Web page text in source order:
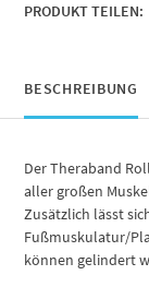
PRODUKT TEILEN:
BESCHREIBUNG
Der Theraband
aller großen
Zusätzlich lässt
Fußmuskulatur/
können gelindert